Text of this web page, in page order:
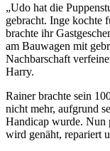
„Udo hat die
gebracht. Inge kochte
brachte ihr
am Bauwagen mit
Nachbarschaft
Harry.
Rainer brachte sein
nicht mehr, aufgrund
Handicap wurde. Nun
wird genäht, repariert